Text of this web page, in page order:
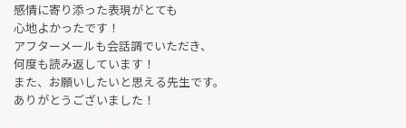
感情に寄り添った表現がとても
心地よかったです！
アフターメールも会話調でいただき、
何度も読み返しています！
また、お願いしたいと思える先生です。
ありがとうございました！